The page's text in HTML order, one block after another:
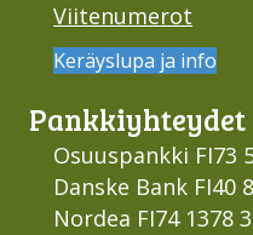
Viitenumerot
Keräyslupa ja info
Pankki­yhteydet
Osuuspankki FI73
Danske Bank FI40
Nordea FI74 1378